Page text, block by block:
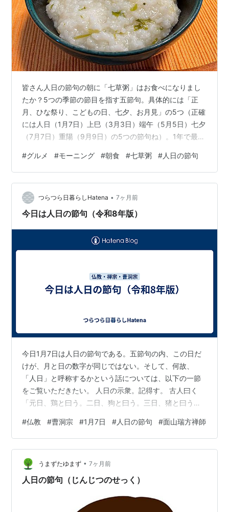
皆さん人日の節句の朝に「七草粥」はお食べになりまし
たか？5つの季節の節目を指す五節句。具体的には「正
月、ひな祭り、こどもの日、七夕、お月見」の5つ（正確
には人日（1月7日）上巳（3月3日）端午（5月5日）七夕
（7月7日）重陽（9月9日）の5つの節句ね）。1年で最初
うにメインイベントは皆さんご存じ「七草粥」だ！ 1年間
の無病息災と初月で食べ過ぎ＆飲み過ぎで疲弊した胃腸
を休めるという意味で春の七草（せり、なずな、ごぎょ
う、はこべら、ほとけのざ、すずな、すずしろ）を優し
く粥で食すなんて昔の方は賢いよねぇ〜。ちなみになず
#グルメ #モーニング #朝食 #七草粥 #人日の節句
つらつら日暮らしHatena • 7ヶ月前
今日は人日の節句（令和8年版）
今日1月7日は人日の節句である。五節句の内、この日だ
けが、月と日の数字が同じではない。そして、何故、
「人日」と呼称するかという話については、以下の一節
をご覧いただきたい。 人日の示衆。記得す。 古人曰く
「元日、鶏と曰う。二日、狗と曰う。三日、猪と曰う。
日、人と曰う」と。 人日、即ち問わず。那一人、何処に
在りや。諸人、試みに一人を指出して看よ。 〈竹箆を挙
して〉代って曰く、急いで眼を著けて看よ〈擲下し去
る〉。若し也、著けざれば直に当来を待って弥勒に問
え。 『虎穴録』 この『虎穴録』というのは、臨済宗大本
#仏教 #曹洞宗 #1月7日 #人日の節句 #面山瑞方禅師
うまずたゆまず • 7ヶ月前
人日の節句（じんじつのせっく）